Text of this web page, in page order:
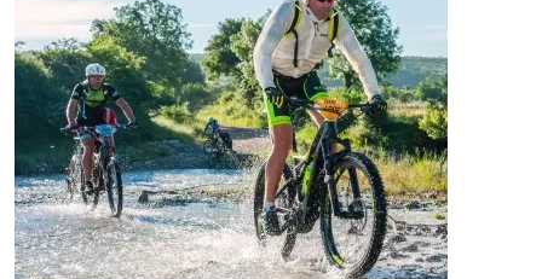
valles y montañas de mar a mar.
MÁS INFORMACIÓN